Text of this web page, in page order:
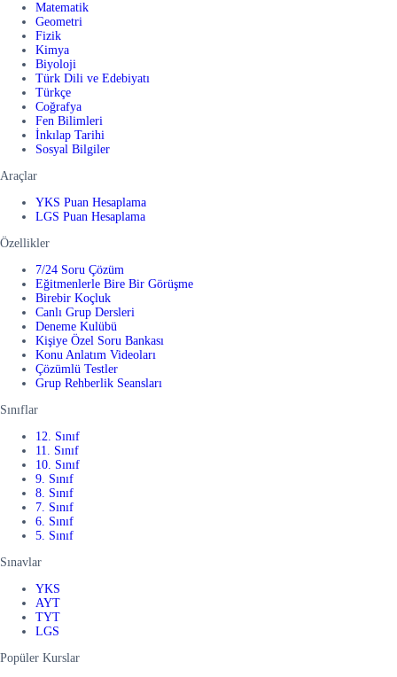
Matematik
Geometri
Fizik
Kimya
Biyoloji
Türk Dili ve Edebiyatı
Türkçe
Coğrafya
Fen Bilimleri
İnkılap Tarihi
Sosyal Bilgiler
Araçlar
YKS Puan Hesaplama
LGS Puan Hesaplama
Özellikler
7/24 Soru Çözüm
Eğitmenlerle Bire Bir Görüşme
Birebir Koçluk
Canlı Grup Dersleri
Deneme Kulübü
Kişiye Özel Soru Bankası
Konu Anlatım Videoları
Çözümlü Testler
Grup Rehberlik Seansları
Sınıflar
12. Sınıf
11. Sınıf
10. Sınıf
9. Sınıf
8. Sınıf
7. Sınıf
6. Sınıf
5. Sınıf
Sınavlar
YKS
AYT
TYT
LGS
Popüler Kurslar